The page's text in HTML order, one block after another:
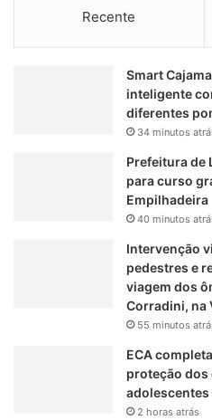
Recente
Smart
inteligente
diferentes
34 minutos
Prefeitura de
para curso
Empilhadeira
40 minutos
Intervenção
pedestres e
viagem dos
Corradini, na
55 minutos
ECA
proteção dos
adolescentes
2 horas atrás